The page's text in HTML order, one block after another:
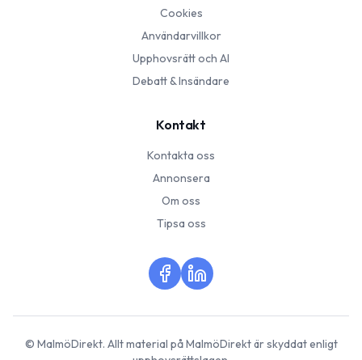
Cookies
Användarvillkor
Upphovsrätt och AI
Debatt & Insändare
Kontakt
Kontakta oss
Annonsera
Om oss
Tipsa oss
© MalmöDirekt. Allt material påMalmöDirektär skyddat enligt